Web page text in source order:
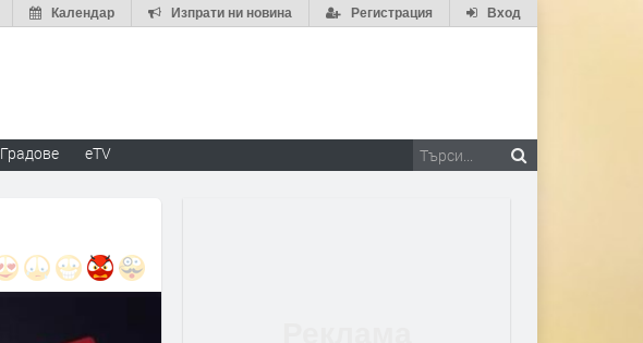
Вход
Регистрация
Изпрати ни новина
Календар
Градове eTV